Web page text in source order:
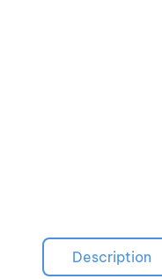
Description